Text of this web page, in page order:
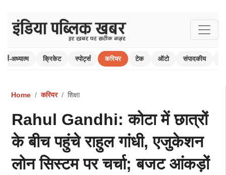
धर्म-अध्यात्म क्रिकेट स्पोर्ट्स करियर टेक ऑटो संपादकीय
Home करियर शिक्षा
Rahul Gandhi: कोटा में छात्रों
के बीच पहुंचे राहुल गांधी, एजुकेशन
लोन सिस्टम पर चर्चा; बजट आंकड़ों